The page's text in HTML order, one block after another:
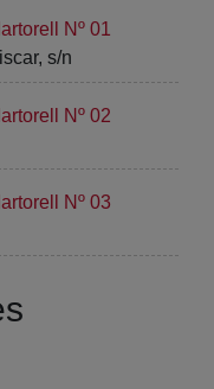
Nº 01
s/n
Nº 02
Nº 03